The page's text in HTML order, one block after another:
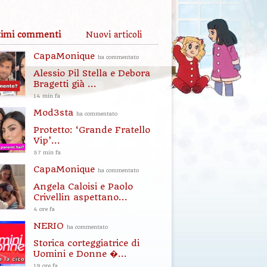
commenti Nuovi articoli
CapaMonique ha commentato
Alessio Pil Stella e Debora
Bragetti già ...
14 min fa
Mod3sta ha commentato
Protetto: ‘Grande Fratello
Vip’...
57 min fa
CapaMonique ha commentato
Angela Caloisi e Paolo
Crivellin aspettano...
4 ore fa
NERIO ha commentato
Storica corteggiatrice di
Uomini e Donne �...
19 ore fa